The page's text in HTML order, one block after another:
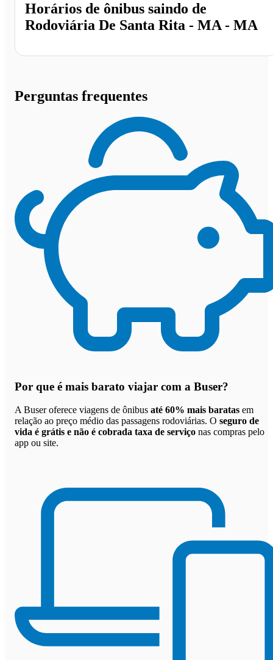
Horários de ônibus saindo de
Rodoviária De Santa Rita - MA - MA
Perguntas frequentes
Por que é mais barato viajar com a Buser?
A Buser oferece viagens de ônibus até 60% mais baratas em
relação ao preço médio das passagens rodoviárias. O seguro de
vida é grátis e não é cobrada taxa de serviço nas compras pelo
app ou site.